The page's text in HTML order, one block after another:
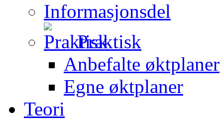
Informasjonsdel
Praktisk
Anbefalte øktplaner
Egne øktplaner
Teori